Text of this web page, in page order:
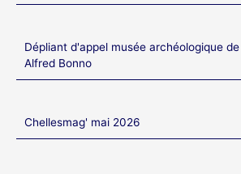
Dépliant d'appel musée archéologique
Alfred Bonno
Chellesmag' mai 2026